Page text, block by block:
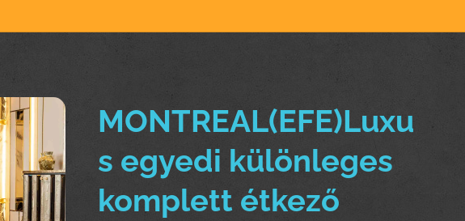
MONTREAL(EFE)Luxu
s egyedi különleges
komplett étkező